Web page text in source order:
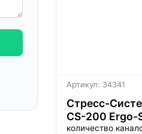
Артикул: 34341
Стресс-
CS-200 Ergo-
количество